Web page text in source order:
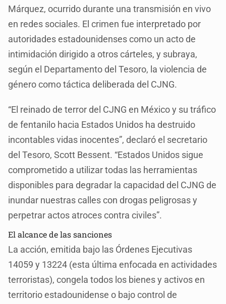
Márquez, ocurrido durante una transmisión en vivo
en redes sociales. El crimen fue interpretado por
autoridades estadounidenses como un acto de
intimidación dirigido a otros cárteles, y subraya,
según el Departamento del Tesoro, la violencia de
género como táctica deliberada del CJNG.
“El reinado de terror del CJNG en México y su tráfico
de fentanilo hacia Estados Unidos ha destruido
incontables vidas inocentes”, declaró el secretario
del Tesoro, Scott Bessent. “Estados Unidos sigue
comprometido a utilizar todas las herramientas
disponibles para degradar la capacidad del CJNG de
inundar nuestras calles con drogas peligrosas y
perpetrar actos atroces contra civiles”.
El alcance de las sanciones
La acción, emitida bajo las Órdenes Ejecutivas
14059 y 13224 (esta última enfocada en actividades
terroristas), congela todos los bienes y activos en
territorio estadounidense o bajo control de